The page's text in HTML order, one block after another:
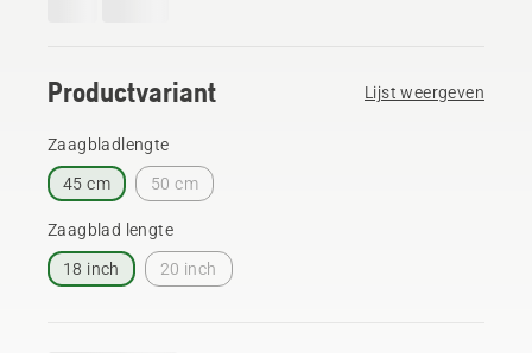
Productvariant Lijst weergeven
Zaagbladlengte
45 cm 50 cm
Zaagblad lengte
18 inch 20 inch